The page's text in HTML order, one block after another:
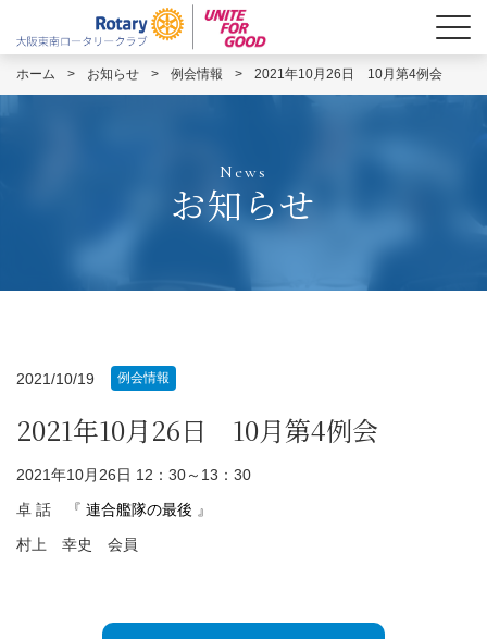
ホーム > お知らせ > 例会情報 > 2021年10月26日 10月第4例会
News
お知らせ
2021/10/19 例会情報
2021年10月26日 10月第4例会
2021年10月26日 12：30～13：30
卓 話 『 連合艦隊の最後 』
村上 幸史 会員